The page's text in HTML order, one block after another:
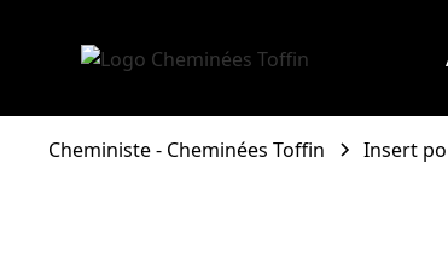
Cheministe - Cheminées Toffin Insert